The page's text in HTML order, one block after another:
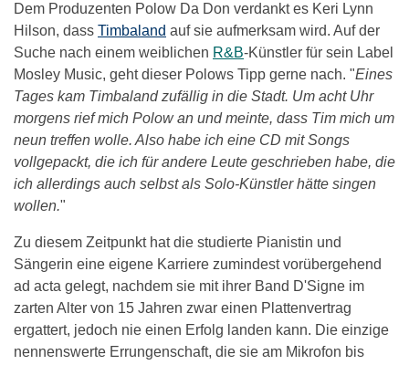
Dem Produzenten Polow Da Don verdankt es Keri Lynn
Hilson, dass Timbaland auf sie aufmerksam wird. Auf der
Suche nach einem weiblichen R&B-Künstler für sein Label
Mosley Music, geht dieser Polows Tipp gerne nach. "Eines
Tages kam Timbaland zufällig in die Stadt. Um acht Uhr
morgens rief mich Polow an und meinte, dass Tim mich um
neun treffen wolle. Also habe ich eine CD mit Songs
vollgepackt, die ich für andere Leute geschrieben habe, die
ich allerdings auch selbst als Solo-Künstler hätte singen
wollen."
Zu diesem Zeitpunkt hat die studierte Pianistin und
Sängerin eine eigene Karriere zumindest vorübergehend
ad acta gelegt, nachdem sie mit ihrer Band D'Signe im
zarten Alter von 15 Jahren zwar einen Plattenvertrag
ergattert, jedoch nie einen Erfolg landen kann. Die einzige
nennenswerte Errungenschaft, die sie am Mikrofon bis